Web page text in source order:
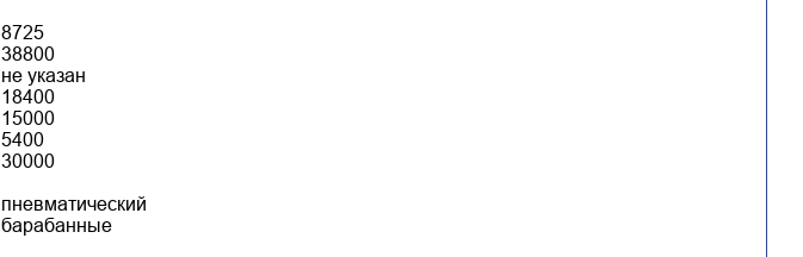
8725
38800
не указан
18400
15000
5400
30000
пневматический
барабанные